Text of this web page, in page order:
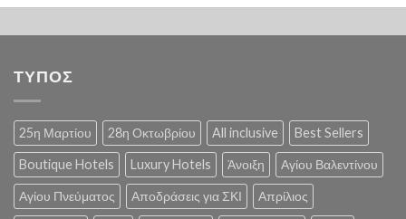
ΤΥΠΟΣ
25η Μαρτίου 28η Οκτωβρίου All inclusive Best Sellers
Boutique Hotels Luxury Hotels Άνοιξη Αγίου Βαλεντίνου
Αγίου Πνεύματος Αποδράσεις για ΣΚΙ Απρίλιος